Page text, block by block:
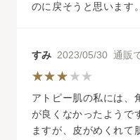
のに戻そうと思います。
すみ2023/05/30 通販
アトピー肌の私には、
が良くなかったようで
ますが、皮がめくれて